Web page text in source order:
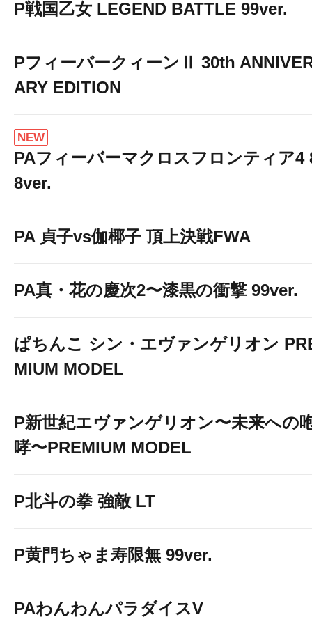
P戦国乙女 LEGEND BATTLE 99ver.
PフィーバークィーンⅡ 30th
ARY EDITION
NEW
PAフィーバーマクロスフロンティア4
8ver.
PA 貞子vs伽椰子 頂上決戦FWA
PA真・花の慶次2〜漆黒の衝撃 99ver.
ぱちんこ シン・エヴァンゲリオン
MIUM MODEL
P新世紀エヴァンゲリオン〜未来への
哮〜PREMIUM MODEL
P北斗の拳 強敵 LT
P黄門ちゃま寿限無 99ver.
PAわんわんパラダイスV